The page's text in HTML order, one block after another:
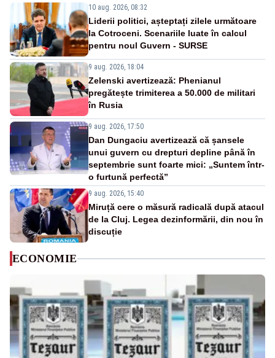
10 aug. 2026, 08:32
Liderii politici, așteptați zilele următoare
la Cotroceni. Scenariile luate în calcul
pentru noul Guvern - SURSE
9 aug. 2026, 18:04
Zelenski avertizează: Phenianul
pregătește trimiterea a 50.000 de militari
în Rusia
9 aug. 2026, 17:50
Dan Dungaciu avertizează că șansele
unui guvern cu drepturi depline până în
septembrie sunt foarte mici: „Suntem într-
o furtună perfectă”
9 aug. 2026, 15:40
Miruță cere o măsură radicală după atacul
de la Cluj. Legea dezinformării, din nou în
discuție
ECONOMIE